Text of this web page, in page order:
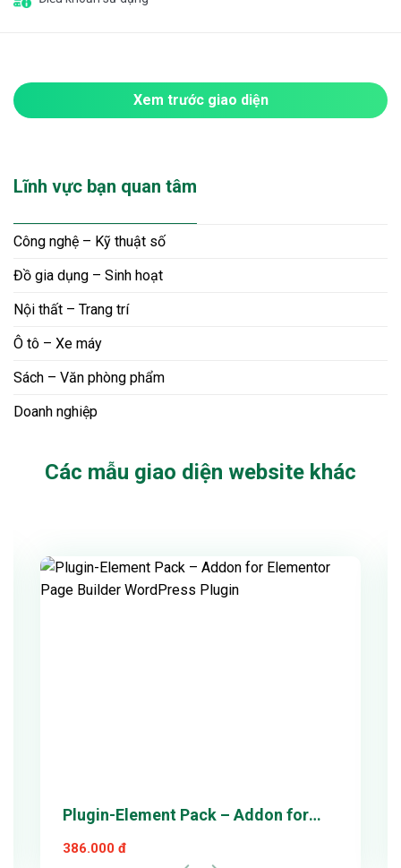
Xem trước giao diện
Lĩnh vực bạn quan tâm
Công nghệ – Kỹ thuật số
Đồ gia dụng – Sinh hoạt
Nội thất – Trang trí
Ô tô – Xe máy
Sách – Văn phòng phẩm
Doanh nghiệp
Các mẫu giao diện website khác
Chi tiết
Plugin-Element Pack – Addon for
Elementor Page Builder WordPress
386.000 đ